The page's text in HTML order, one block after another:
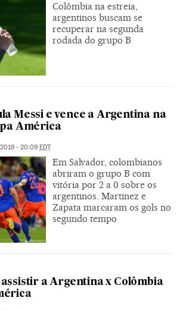
Colômbia na estreia,
argentinos buscam se
recuperar na segunda
rodada do grupo B
Messi e vence a Argentina na
América
- 20:09 EDT
Em Salvador, colombianos
abriram o grupo B com
vitória por 2 a 0 sobre os
argentinos. Martinez e
Zapata marcaram os gols no
segundo tempo
assistir a Argentina x Colômbia